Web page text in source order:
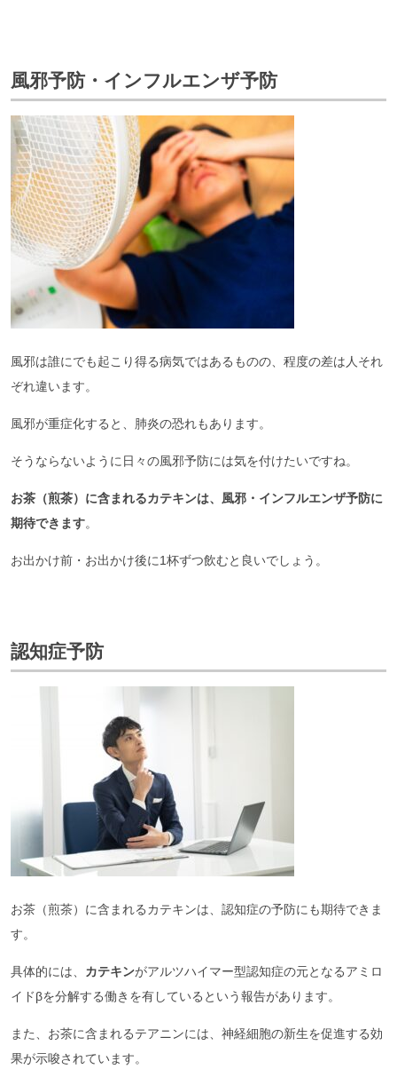
風邪予防・インフルエンザ予防
風邪は誰にでも起こり得る病気ではあるものの、程度の差は人それ
ぞれ違います。
風邪が重症化すると、肺炎の恐れもあります。
そうならないように日々の風邪予防には気を付けたいですね。
お茶（煎茶）に含まれるカテキンは、風邪・インフルエンザ予防に
期待できます。
お出かけ前・お出かけ後に1杯ずつ飲むと良いでしょう。
認知症予防
お茶（煎茶）に含まれるカテキンは、認知症の予防にも期待できま
す。
具体的には、 カテキンがアルツハイマー型認知症の元となるアミロ
イドβを分解する働きを有しているという報告があります。
また、お茶に含まれるテアニンには、神経細胞の新生を促進する効
果が示唆されています。